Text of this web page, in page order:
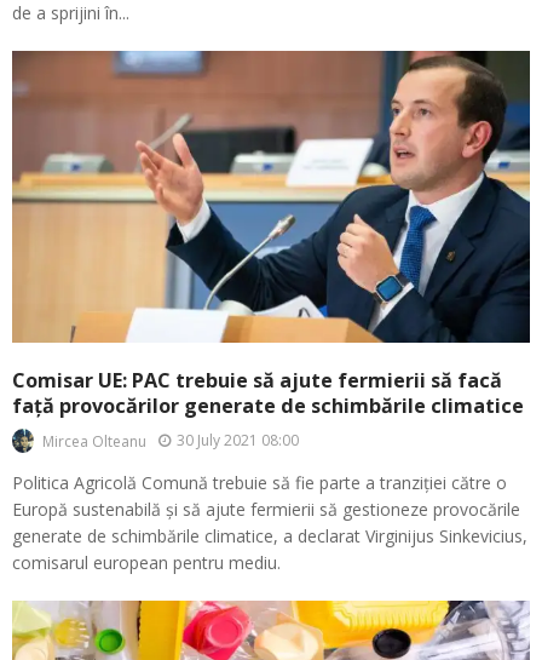
de a sprijini în...
Comisar UE: PAC trebuie să ajute fermierii să facă
față provocărilor generate de schimbările climatice
Mircea Olteanu 30 July 2021 08:00
Politica Agricolă Comună trebuie să fie parte a tranziției către o
Europă sustenabilă și să ajute fermierii să gestioneze provocările
generate de schimbările climatice, a declarat Virginijus Sinkevicius,
comisarul european pentru mediu.